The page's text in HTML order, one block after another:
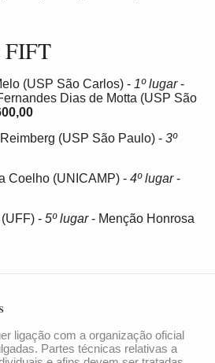
FIFT
(USP São Carlos) - 1º lugar-
Dias de Motta (USP São
(USP São Paulo) - 3º
Coelho (UNICAMP) - 4º lugar-
- 5º lugar- Menção Honrosa
ligação com a organização oficial
Partes técnicas relativas a